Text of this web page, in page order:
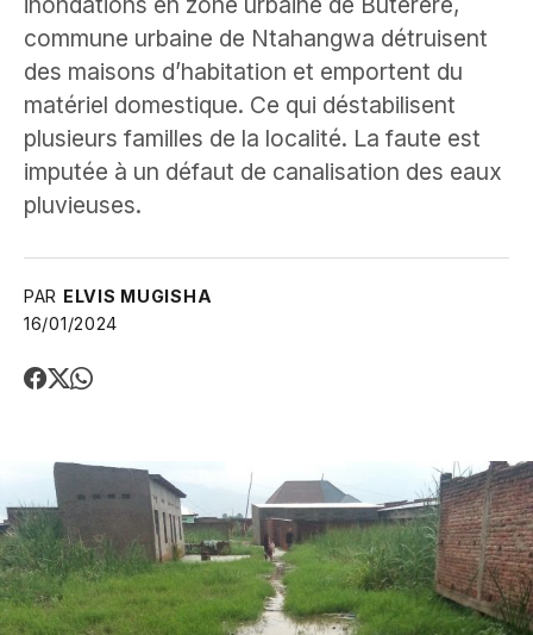
commune urbaine de Ntahangwa détruisent
des maisons d’habitation et emportent du
matériel domestique. Ce qui déstabilisent
plusieurs familles de la localité. La faute est
imputée à un défaut de canalisation des eaux
pluvieuses.
PAR ELVIS MUGISHA
16/01/2024